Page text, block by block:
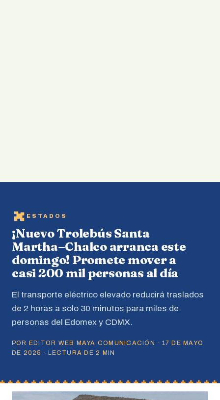
ESTADOS
¡Nuevo Trolebús Santa
Martha–Chalco arranca este
domingo! Promete mover a
casi 200 mil personas al día
El transporte eléctrico elevado reducirá traslados
de 2 horas a solo 30 minutos para miles de
personas del Edomex y CDMX.
POR EDITOR WEB MAYA COMUNICACIÓN · 17 DE MAYO
DE 2025 · LECTURA DE 2 MIN